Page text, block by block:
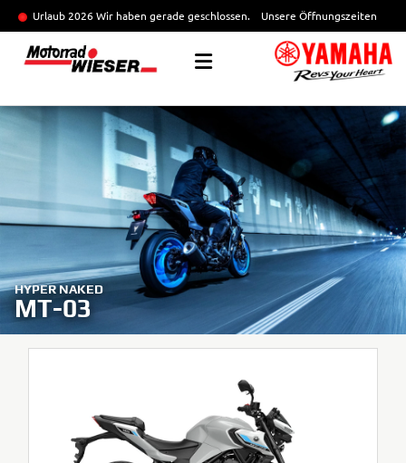
Urlaub 2026 Wir haben gerade geschlossen. Unsere Öffnungszeiten
HYPER NAKED
MT-03